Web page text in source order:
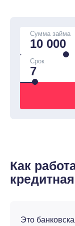
Сумма займа
Срок
Как
Это